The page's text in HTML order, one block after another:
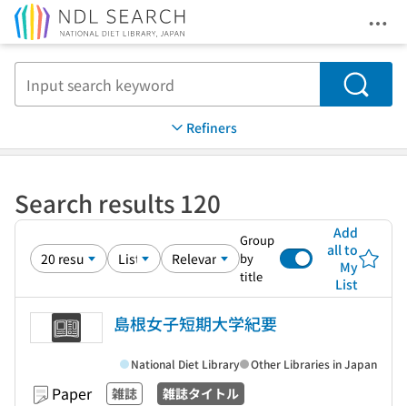
Search
Refiners
Search results 120
Group
by
title
Add
all to
My
List
島根女子短期大学紀要
Paper 雑誌 雑誌タイトル
National Diet Library Other Libraries in Japan